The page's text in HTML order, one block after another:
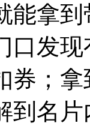
能拿
口发
券；
到名